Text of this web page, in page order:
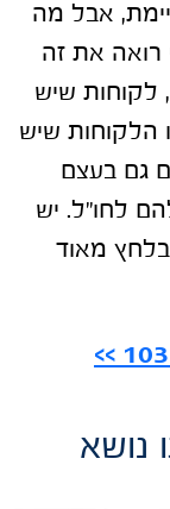
אבל מה
רואה את זה
לקוחות שיש
הלקוחות שיש
גם בעצם
לחו"ל. יש
בלחץ מאוד
נושא